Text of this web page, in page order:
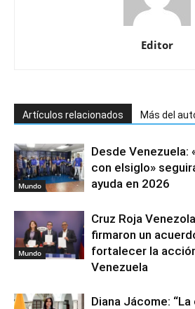
Editor
Artículos relacionados Más del
Mundo
Desde Venezuela:
con elsiglo»
ayuda en 2026
Mundo
Cruz Roja
firmaron un
fortalecer la
Venezuela
Diana Jácome: